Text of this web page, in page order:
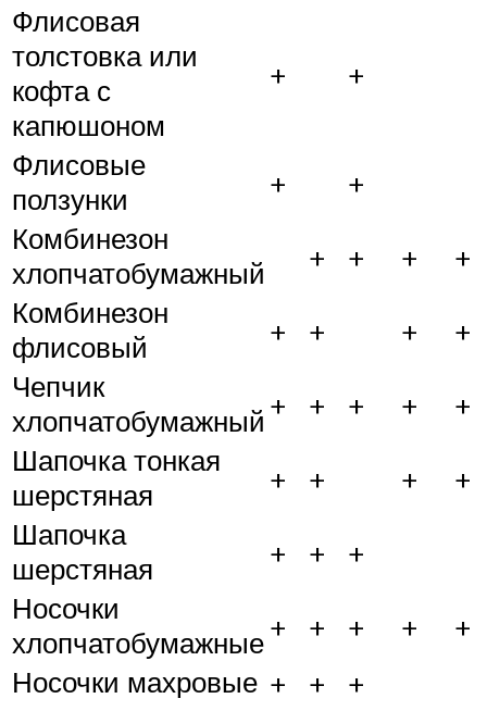
Флисовая
толстовка или
кофта с
капюшоном
+ +
Флисовые
ползунки
+
+
Комбинезон
хлопчатобумажный
+ + +
+
Комбинезон
флисовый
+ + +
+
Чепчик
хлопчатобумажный + + + +
+
Шапочка тонкая
шерстяная
+ + +
+
Шапочка
шерстяная
+ +
+
Носочки
хлопчатобумажные+ + + +
+
Носочки махровые + +
+